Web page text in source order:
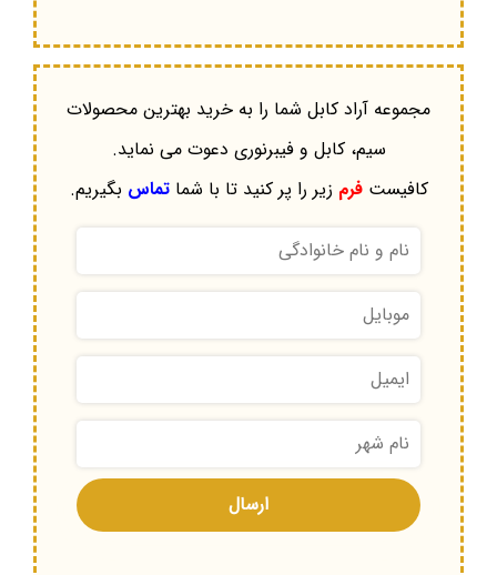
مجموعه آراد کابل شما را به خرید بهترین محصولات
سیم، کابل و فیبرنوری دعوت می نماید.
کافیستفرم زیر را پر کنید تا با شماتماس بگیریم.